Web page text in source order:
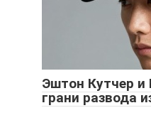
Эштон Кутчер и
грани развода